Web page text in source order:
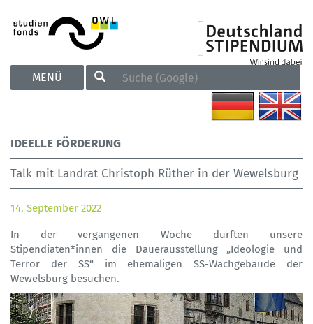
TOGGLE
NAVIGATION
MENÜ
IDEELLE FÖRDERUNG
Talk mit Landrat Christoph Rüther in der Wewelsburg
14. September 2022
In der vergangenen Woche durften unsere
Stipendiaten*innen die Dauerausstellung „Ideologie und
Terror der SS“ im ehemaligen SS-Wachgebäude der
Wewelsburg besuchen.